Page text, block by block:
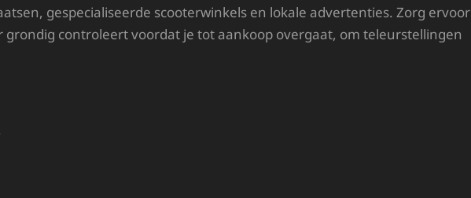
gespecialiseerde scooterwinkels en lokale advertenties. Zorg ervoor
grondig controleert voordat je tot aankoop overgaat, om teleurstellingen